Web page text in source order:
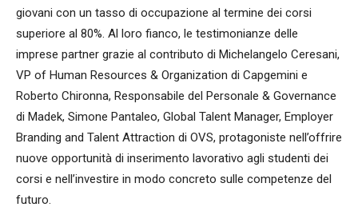
giovani con un tasso di occupazione al termine dei corsi
superiore al 80%. Al loro fianco, le testimonianze delle
imprese partner grazie al contributo di Michelangelo Ceresani,
VP of Human Resources & Organization di Capgemini e
Roberto Chironna, Responsabile del Personale & Governance
di Madek, Simone Pantaleo, Global Talent Manager, Employer
Branding and Talent Attraction di OVS, protagoniste nell’offrire
nuove opportunità di inserimento lavorativo agli studenti dei
corsi e nell’investire in modo concreto sulle competenze del
futuro.